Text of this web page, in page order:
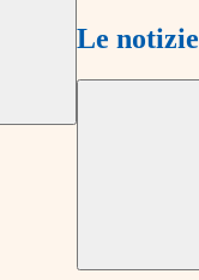
Le notizie